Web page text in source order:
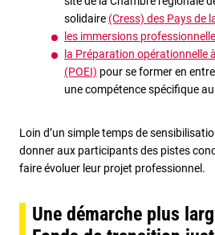
solidaire (Cress) des Pays de
les immersions
la Préparation opérationnelle
(POEI) pour se former en
une compétence spécifique
Loin d’un simple temps de
donner aux participants des pistes
faire évoluer leur projet professionnel.
Une démarche plus